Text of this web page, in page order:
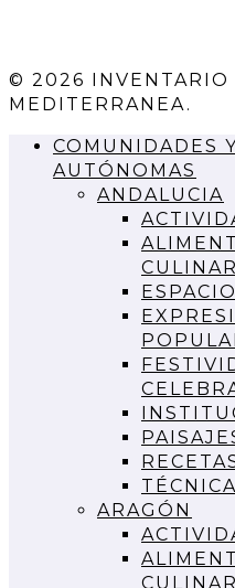
© 2026 INVENTARIO
MEDITERRANEA.
COMUNIDADES
AUTÓNOMAS
ANDALUCIA
ARAGÓN